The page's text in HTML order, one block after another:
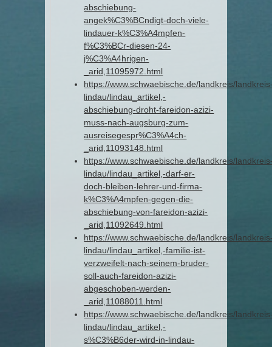
abschiebung-
angek%C3%BCndigt-doch-viele-
lindauer-k%C3%A4mpfen-
f%C3%BCr-diesen-24-
j%C3%A4hrigen-
_arid,11095972.html
https://www.schwaebische.de/landkreis/
lindau/lindau_artikel,-
abschiebung-droht-fareidon-azizi-
muss-nach-augsburg-zum-
ausreisegespr%C3%A4ch-
_arid,11093148.html
https://www.schwaebische.de/landkreis/
lindau/lindau_artikel,-darf-er-
doch-bleiben-lehrer-und-firma-
k%C3%A4mpfen-gegen-die-
abschiebung-von-fareidon-azizi-
_arid,11092649.html
https://www.schwaebische.de/landkreis/
lindau/lindau_artikel,-familie-ist-
verzweifelt-nach-seinem-bruder-
soll-auch-fareidon-azizi-
abgeschoben-werden-
_arid,11088011.html
https://www.schwaebische.de/landkreis/
lindau/lindau_artikel,-
s%C3%B6der-wird-in-lindau-